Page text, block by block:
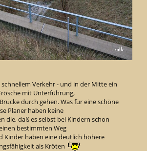
Verkehr - und in der Mitte ein
mit Unterführung,
durch gehen. Was für eine schöne
Planer haben keine
die, daß es selbst bei Kindern schon
bestimmten Weg
Kinder haben eine deutlich höhere
als Kröten